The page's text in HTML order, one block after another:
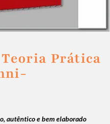
Prática
autêntico e bem elaborado